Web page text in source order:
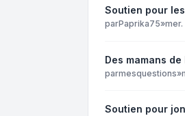
Soutien pour
parPaprika75»mer.
Des mamans
parmesquestions»
Soutien pour